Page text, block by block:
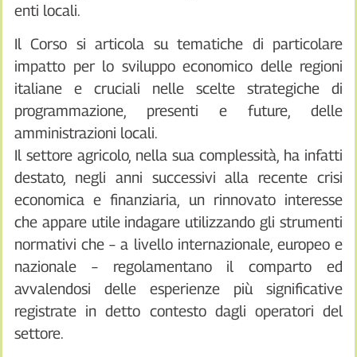
enti locali.
Il Corso si articola su tematiche di particolare
impatto per lo sviluppo economico delle regioni
italiane e cruciali nelle scelte strategiche di
programmazione, presenti e future, delle
amministrazioni locali.
Il settore agricolo, nella sua complessità, ha infatti
destato, negli anni successivi alla recente crisi
economica e finanziaria, un rinnovato interesse
che appare utile indagare utilizzando gli strumenti
normativi che – a livello internazionale, europeo e
nazionale – regolamentano il comparto ed
avvalendosi delle esperienze più significative
registrate in detto contesto dagli operatori del
settore.